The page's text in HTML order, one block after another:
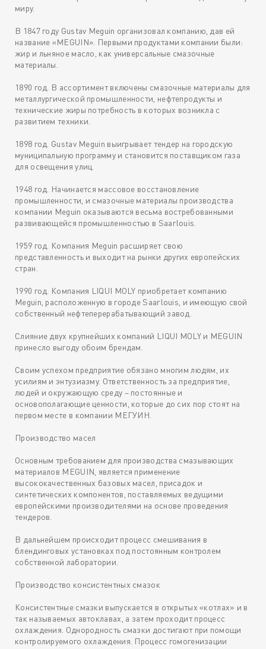
миру.
В 1847 году Gustav Meguin организовал компанию, дав ей
название «MEGUIN». Первыми продуктами компании были:
жир и льняное масло, как универсальные смазочные
материалы.
1890 год. В ассортимент включены смазочные материалы для
металлургической промышленности, нефтепродукты и
технические жиры потребность в которых возникла с
развитием техники.
1898 год. Gustav Meguin выигрывает тендер на городскую
муниципальную программу и становится поставщиком газа
для освещения улиц.
1948 год. Начинается массовое восстановление
промышленности, и смазочные материалы производства
компании Meguin оказываются весьма востребованными
развивающейся промышленностью в Saarlouis.
1959 год. Компания Meguin расширяет свою
представленность и выходит на рынки других европейских
стран.
1990 год. Компания LIQUI MOLY приобретает компанию
Meguin, расположенную в городе Saarlouis, и имеющую свой
собственный нефтеперерабатывающий завод.
Слияние двух крупнейших компаний LIQUI MOLY и MEGUIN
принесло выгоду обоим брендам.
Своим успехом предприятие обязано многим людям, их
усилиям и энтузиазму. Ответственность за предприятие,
людей и окружающую среду – постоянные и
основополагающие ценности, которые до сих пор стоят на
первом месте в компании МЕГУИН.
Производство масел
Основным требованием для производства смазывающих
материалов MEGUIN, является применение
высококачественных базовых масел, присадок и
синтетических компонентов, поставляемых ведущими
европейскими производителями на основе проведения
тендеров.
В дальнейшем происходит процесс смешивания в
блендинговых установках под постоянным контролем
собственной лаборатории.
Производство консистентных смазок
Консистентные смазки выпускается в открытых «котлах» и в
так называемых автоклавах, а затем проходит процесс
охлаждения. Однородность смазки достигают при помощи
контролируемого охлаждения. Процесс гомогенизации